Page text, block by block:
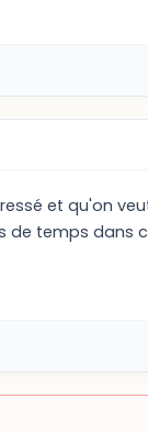
et qu'on
de temps dans